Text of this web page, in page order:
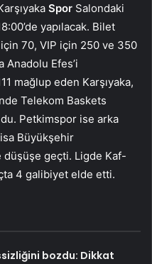
Spor Salondaki
yapılacak. Bilet
70, VIP için 250 ve 350
Anadolu Efes’i
mağlup eden Karşıyaka,
Telekom Baskets
Petkimspor ise arka
Büyükşehir
geçti. Ligde Kaf-
4 galibiyet elde etti.
bozdu: Dikkat